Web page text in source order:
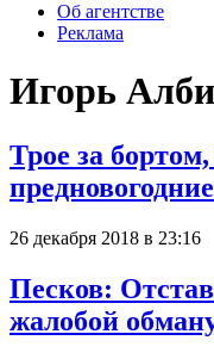
Об агентстве
Реклама
Игорь
Трое за
26 декабря 2018 в 23:16
Песков:
жалобой